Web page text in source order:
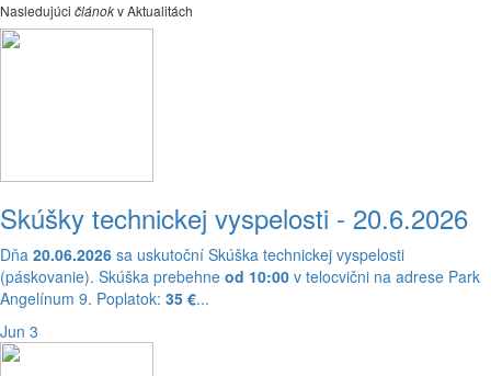
Nasledujúci článokv Aktualitách
Skúšky technickej vyspelosti - 20.6.2026
Dňa 20.06.2026 sa uskutoční Skúška technickej vyspelosti
(páskovanie). Skúška prebehne od 10:00 v telocvični na adrese Park
Angelínum 9. Poplatok: 35 €...
Jun 3